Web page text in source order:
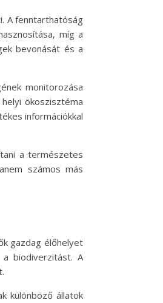
A fenntarthatóság
míg a
bevonását és a
monitorozása
ökoszisztéma
információkkal
a természetes
számos más
gazdag élőhelyet
biodiverzitást. A
különböző állatok